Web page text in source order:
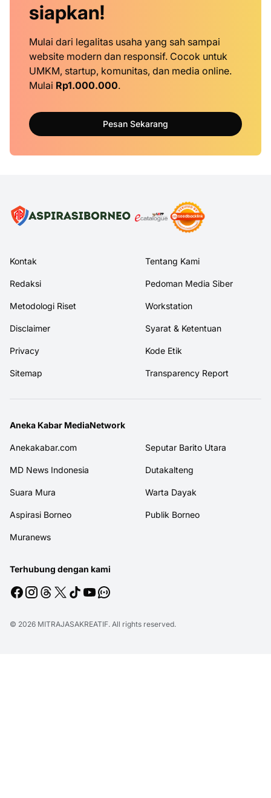
siapkan!
Mulai dari legalitas usaha yang sah sampai
website modern dan responsif. Cocok untuk
UMKM, startup, komunitas, dan media online.
Mulai Rp1.000.000.
Pesan Sekarang
Kontak Tentang Kami
Redaksi Pedoman Media Siber
Metodologi Riset Workstation
Disclaimer Syarat & Ketentuan
Privacy Kode Etik
Sitemap Transparency Report
Aneka Kabar MediaNetwork
Anekakabar.com Seputar Barito Utara
MD News Indonesia Dutakalteng
Suara Mura Warta Dayak
Aspirasi Borneo Publik Borneo
Muranews
Terhubung dengan kami
© 2026 MITRAJASAKREATIF. All rights reserved.